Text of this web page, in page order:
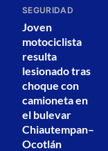
SEGURIDAD
Joven
motociclista
resulta
lesionado tras
choque con
camioneta en
el bulevar
Chiautempan–
Ocotlán